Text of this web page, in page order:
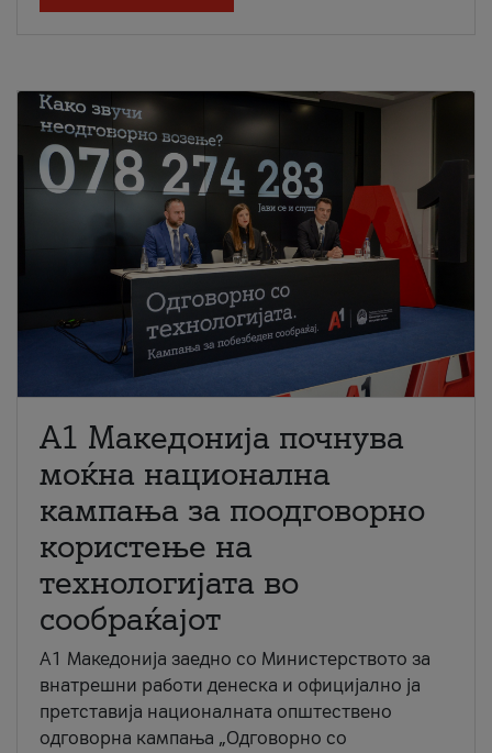
A1 Македонија почнува
моќна национална
кампања за поодговорно
користење на
технологијата во
сообраќајот
A1 Македонија заедно со Министерството за
внатрешни работи денеска и официјално ја
претставија националната општествено
одговорна кампања „Одговорно со